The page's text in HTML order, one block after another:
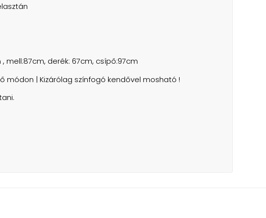
mell:87cm, derék: 67cm, csípő:97cm
módon | Kizárólag színfogó kendővel mosható !